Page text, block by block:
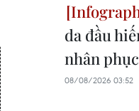
da đầu
nhân
08/08/2026 03:52